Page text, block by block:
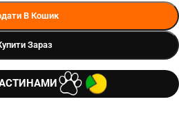
В Кошик
Зараз